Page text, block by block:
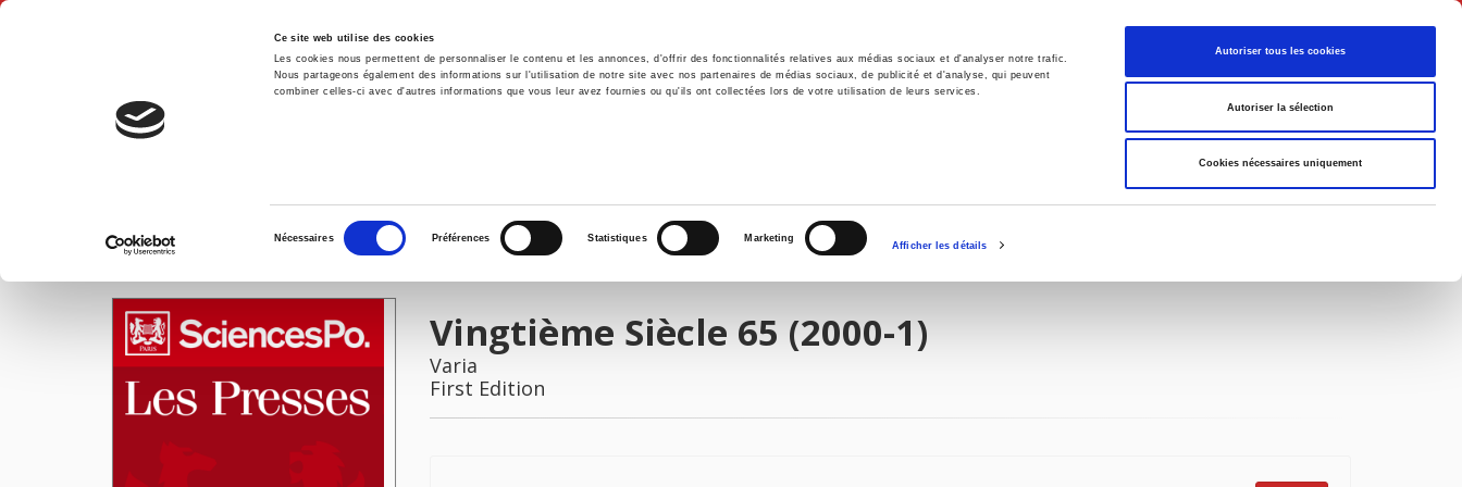
Ce site web utilise des cookies
Les cookies nous permettent de personnaliser le contenu et les annonces, d'offrir des fonctionnalités relatives aux médias sociaux et d'analyser notre trafic.
Nous partageons également des informations sur l'utilisation de notre site avec nos partenaires de médias sociaux, de publicité et d'analyse, qui peuvent
combiner celles-ci avec d'autres informations que vous leur avez fournies ou qu'ils ont collectées lors de votre utilisation de leurs services.
consentement
Nécessaires Préférences Statistiques Marketing
Afficher les détails
Autoriser tous les cookies
Autoriser la sélection
Cookies nécessaires uniquement
English
Home Environment History International Politics
IMAGES
Vingtième Siècle 65 (2000-1)
Varia
First Edition